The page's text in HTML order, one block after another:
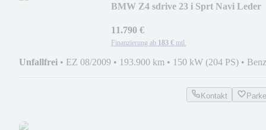
BMW Z4 sdrive 23 i Sprt Navi Leder
11.790 €
Finanzierung ab 183 € mtl.
Unfallfrei • EZ 08/2009 • 193.900 km • 150 kW (204 PS) •
Kontakt